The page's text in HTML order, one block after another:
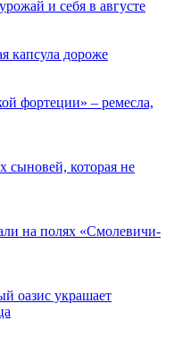
и себя в августе
капсула дороже
фортеции» – ремесла,
сыновей, которая не
на полях «Смолевичи-
оазис украшает